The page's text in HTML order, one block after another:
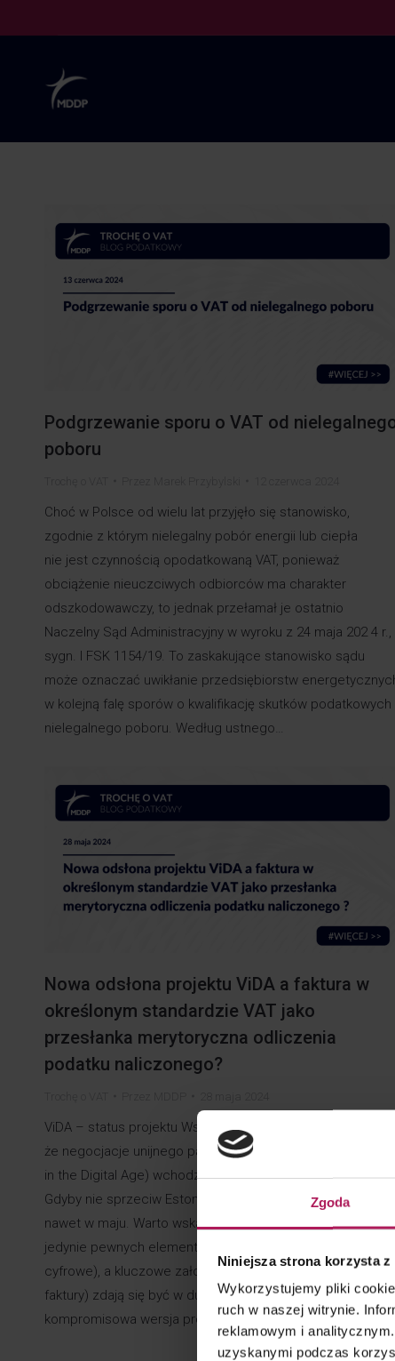
Zgoda
Niniejsza strona korzysta
Wykorzystujemy pliki
ruch w naszej witrynie.
reklamowym i
uzyskanymi podczas
Podgrzewanie sporu o VAT od
poboru
Choć w Polsce od wielu lat przyjęło się stanowisko,
zgodnie z którym nielegalny pobór energii lub ciepła
nie jest czynnością opodatkowaną VAT, ponieważ
obciążenie nieuczciwych odbiorców ma charakter
odszkodowawczy, to jednak przełamał je ostatnio
Naczelny Sąd Administracyjny w wyroku z 24 maja 202 4 r.,
sygn. I FSK 1154/19. To zaskakujące stanowisko sądu
może oznaczać uwikłanie przedsiębiorstw
w kolejną falę sporów o kwalifikację skutków podatkowych
nielegalnego poboru. Według ustnego…
Nowa odsłona projektu ViDA a faktura w
określonym standardzie VAT jako
przesłanka merytoryczna odliczenia
podatku naliczonego?
ViDA – status projektu Wszystko wskazuje na to,
że negocjacje unijnego pakietu określanego jako ViDA (VAT
in the Digital Age) wchodzą w decydującą fazę.
Gdyby nie sprzeciw Estonii, to projekt zostałby uzgodniony
nawet w maju. Warto wskazać, że brak zgody dotyczył
jedynie pewnych elementów drugiego filaru (platformy
cyfrowe), a kluczowe założenia pierwszego filaru (e-
faktury) zdają się być w dużej mierze uzgodnione. Kolejna
kompromisowa wersja projektu zmian…